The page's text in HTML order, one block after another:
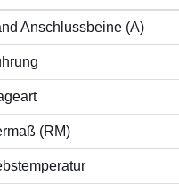
Anschlussbeine (A)
(RM)